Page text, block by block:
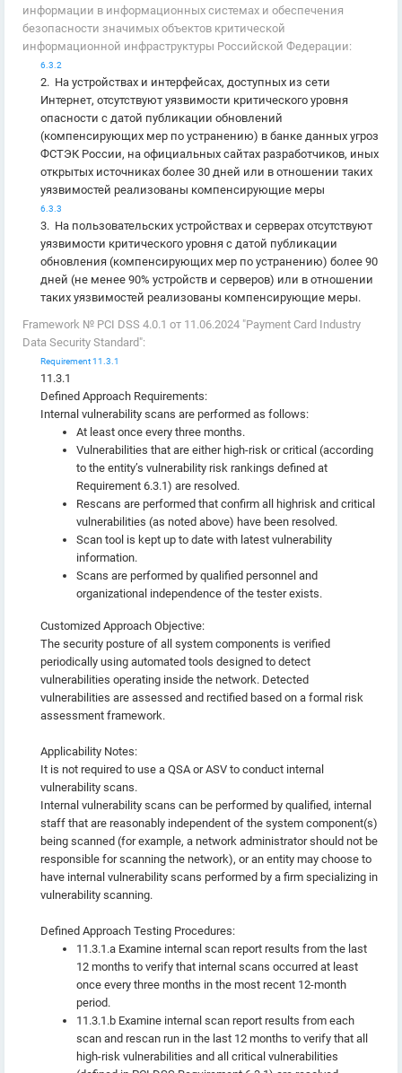
информации в информационных системах и обеспечения
безопасности значимых объектов критической
информационной инфраструктуры Российской Федерации:
6.3.2
2. На устройствах и интерфейсах, доступных из сети
Интернет, отсутствуют уязвимости критического уровня
опасности с датой публикации обновлений
(компенсирующих мер по устранению) в банке данных угроз
ФСТЭК России, на официальных сайтах разработчиков, иных
открытых источниках более 30 дней или в отношении таких
уязвимостей реализованы компенсирующие меры
6.3.3
3. На пользовательских устройствах и серверах отсутствуют
уязвимости критического уровня с датой публикации
обновления (компенсирующих мер по устранению) более 90
дней (не менее 90% устройств и серверов) или в отношении
таких уязвимостей реализованы компенсирующие меры.
Framework № PCI DSS 4.0.1 от 11.06.2024 "Payment Card Industry
Data Security Standard":
Requirement 11.3.1
11.3.1
Defined Approach Requirements:
Internal vulnerability scans are performed as follows:
At least once every three months.
Vulnerabilities that are either high-risk or critical (according
to the entity’s vulnerability risk rankings defined at
Requirement 6.3.1) are resolved.
Rescans are performed that confirm all highrisk and critical
vulnerabilities (as noted above) have been resolved.
Scan tool is kept up to date with latest vulnerability
information.
Scans are performed by qualified personnel and
organizational independence of the tester exists.
Customized Approach Objective:
The security posture of all system components is verified
periodically using automated tools designed to detect
vulnerabilities operating inside the network. Detected
vulnerabilities are assessed and rectified based on a formal risk
assessment framework.
Applicability Notes:
It is not required to use a QSA or ASV to conduct internal
vulnerability scans.
Internal vulnerability scans can be performed by qualified, internal
staff that are reasonably independent of the system component(s)
being scanned (for example, a network administrator should not be
responsible for scanning the network), or an entity may choose to
have internal vulnerability scans performed by a firm specializing in
vulnerability scanning.
Defined Approach Testing Procedures:
11.3.1.a Examine internal scan report results from the last
12 months to verify that internal scans occurred at least
once every three months in the most recent 12-month
period.
11.3.1.b Examine internal scan report results from each
scan and rescan run in the last 12 months to verify that all
high-risk vulnerabilities and all critical vulnerabilities